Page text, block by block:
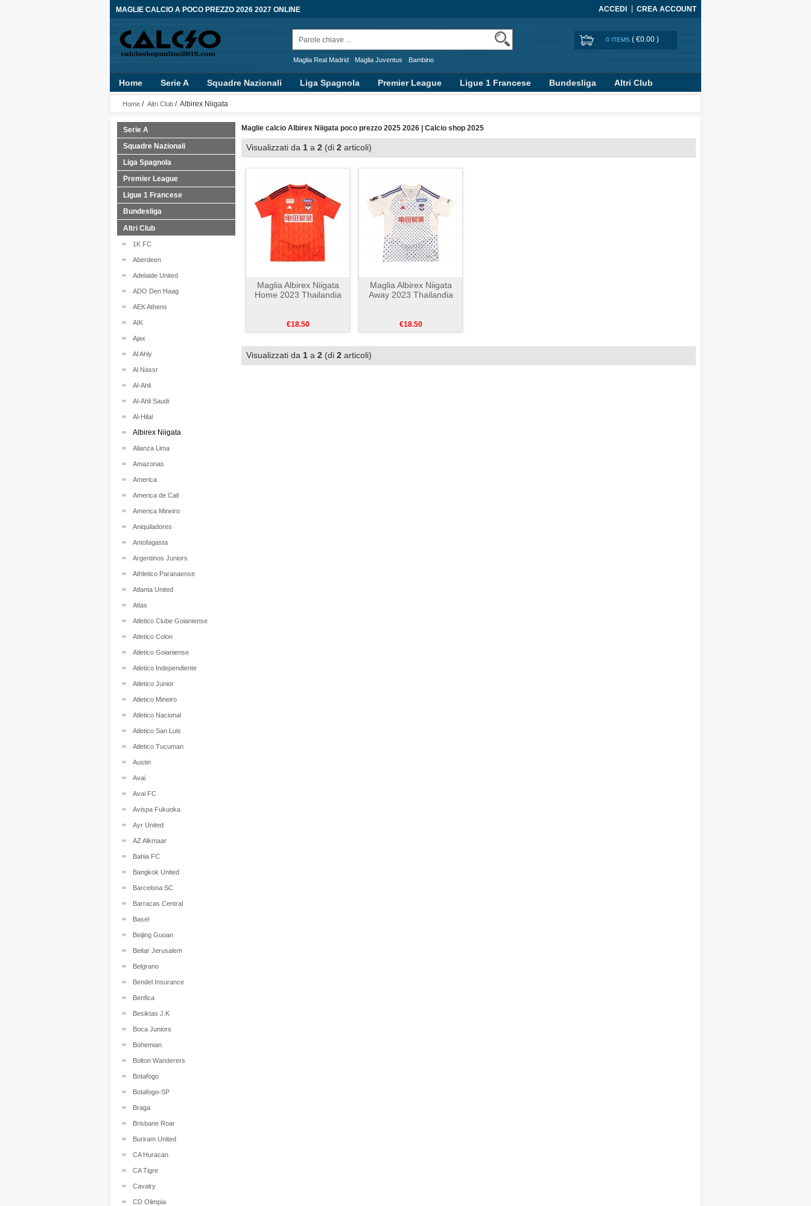
MAGLIE CALCIO A POCO PREZZO 2026 2027 ONLINE ACCEDI CREA ACCOUNT
Maglia Real Madrid Maglia Juventus Bambino
0 ITEMS ( €0.00 )
Home Serie A Squadre Nazionali Liga Spagnola Premier League Ligue 1 Francese Bundesliga Altri Club
Home / Altri Club / Albirex Niigata
Serie A
Squadre Nazionali
Liga Spagnola
Premier League
Ligue 1 Francese
Bundesliga
Altri Club
1K FC
Aberdeen
Adelaide United
ADO Den Haag
AEK Athens
AIK
Ajax
Al Ahly
Al Nassr
Al-Ahli
Al-Ahli Saudi
Al-Hilal
Albirex Niigata
Alianza Lima
Amazonas
America
America de Cali
America Mineiro
Aniquiladores
Antofagasta
Argentinos Juniors
Athletico Paranaense
Atlanta United
Atlas
Atletico Clube Goianiense
Atletico Colon
Atletico Goianiense
Atletico Independiente
Atletico Junior
Atletico Mineiro
Atletico Nacional
Atletico San Luis
Atletico Tucuman
Austin
Avai
Avai FC
Avispa Fukuoka
Ayr United
AZ Alkmaar
Bahia FC
Bangkok United
Barcelona SC
Barracas Central
Basel
Beijing Guoan
Beitar Jerusalem
Belgrano
Bendel Insurance
Benfica
Besiktas J.K
Boca Juniors
Bohemian
Bolton Wanderers
Botafogo
Botafogo-SP
Braga
Brisbane Roar
Buriram United
CA Huracan
CA Tigre
Cavalry
CD Olimpia
Maglie calcio Albirex Niigata poco prezzo 2025 2026 | Calcio shop 2025
Visualizzati da 1 a 2 (di 2 articoli)
Maglia Albirex Niigata
Home 2023 Thailandia
€18.50
Maglia Albirex Niigata
Away 2023 Thailandia
€18.50
Visualizzati da 1 a 2 (di 2 articoli)